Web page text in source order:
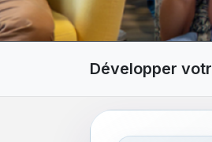
Développer